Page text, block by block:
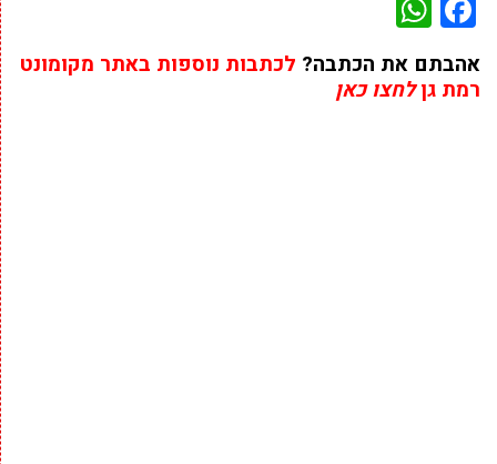
אהבתם את הכתבה? לכתבות נוספות באתר מקומונט
רמת גןלחצו כאן